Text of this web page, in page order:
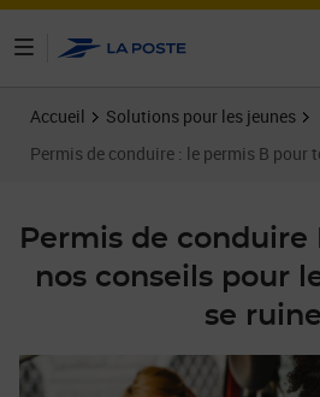
Accueil
Solutions pour les jeunes
Permis de conduire : le permis B pour
Permis de conduire
nos conseils pour
se